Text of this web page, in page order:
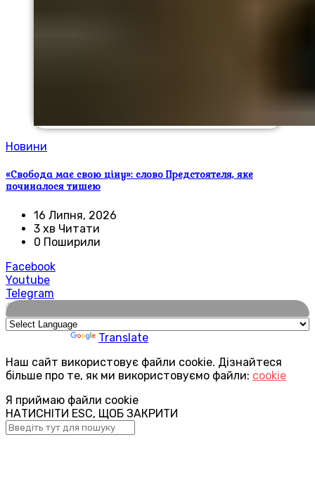
Новини
«Свобода має свою ціну»: слово Предстоятеля, яке
починалося тишею
16 Липня, 2026
3 хв Читати
0 Поширили
Facebook
Youtube
Telegram
🌍
Translate
Наш сайт використовує файли cookie. Дізнайтеся
більше про те, як ми використовуємо файли: cookie
Я приймаю файли cookie
НАТИСНІТИ ESC, ЩОБ ЗАКРИТИ